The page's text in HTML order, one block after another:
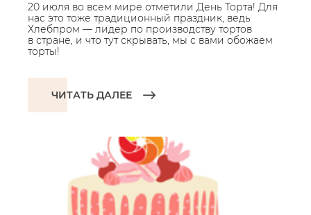
20 июля во всем мире отметили День Торта! Для
нас это тоже традиционный праздник, ведь
Хлебпром — лидер по производству тортов
в стране, и что тут скрывать, мы с вами обожаем
торты!
ЧИТАТЬ ДАЛЕЕ